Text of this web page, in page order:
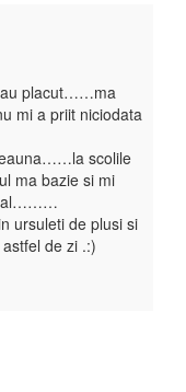
au placut……ma
mi a priit niciodata
scolile
ma bazie si mi
ursuleti de plusi si
de zi .:)